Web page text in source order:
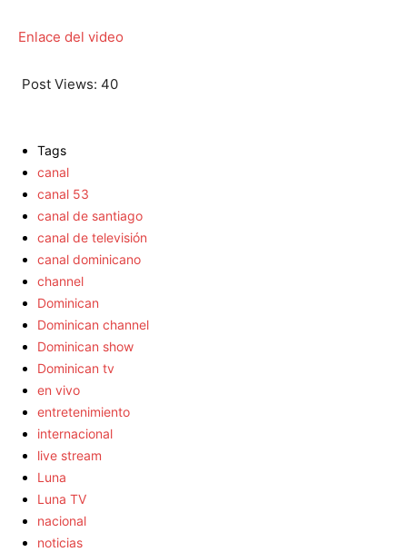
Enlace del video
Post Views: 40
Tags
canal
canal 53
canal de santiago
canal de televisión
canal dominicano
channel
Dominican
Dominican channel
Dominican show
Dominican tv
en vivo
entretenimiento
internacional
live stream
Luna
Luna TV
nacional
noticias